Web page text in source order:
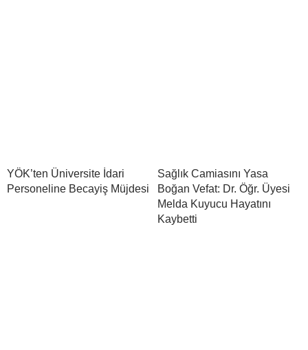
YÖK’ten Üniversite İdari
Personeline Becayiş Müjdesi
Sağlık Camiasını Yasa
Boğan Vefat: Dr. Öğr. Üyesi
Melda Kuyucu Hayatını
Kaybetti